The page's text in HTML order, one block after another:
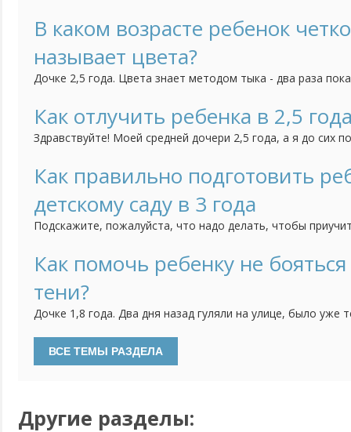
В каком возрасте ребенок
называет цвета?
Дочке 2,5 года. Цвета знает методом тыка - два раза
все остальные у нее синий, оранжевый. На наводящие
цвет как солнышко - отвечает "желтый" и др.).
Как отлучить ребенка в 2,5
Здравствуйте! Моей средней дочери 2,5 года, а я до сих
бросит. Всю беременность прососала, не отвыкла она и
(третье кесарево) и даже. когда нас с малышкой на 10
Как правильно подготовить
детскому саду в 3 года
Подскажите, пожалуйста, что надо делать, чтобы
сад, поскольку мне пора уже выходить на работу.
ребенок уже мог самостоятельно кушать, садиться на
Как помочь ребенку не
тени?
Дочке 1,8 года. Два дня назад гуляли на улице, было уже
поиграть с тенью, потрогать и т.д. не помогли. И вот
дома - как только видит тень, сразу бежит на диван, на
Другие разделы: